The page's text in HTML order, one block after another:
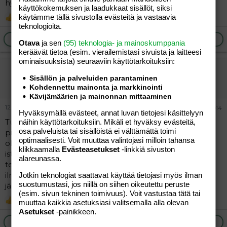
hyvin on selvinnyt ilman traumoja
R
a
c
t
Tiitus94
Ilmoita asiaton viesti
Vieras
12.09.2024 #14
Turvavyöistuintahan on suositeltavaakin käyttää 150cm
pituuteen asti, joten eihän tuo teidän lapsi kovin kauaa
ole varmaan vielä muutenkaan matkustanut ilman
istuinta niin eikai tuossa ole mitään kummallista? Tietty
teinit nyt nolostelee milloin mitäkin mutta eihän tässä
ilmeisesti ollut lasta edes kummemmin haitanut tuo
järjestely niin minusta ainakin ihan normaalia.
R
a
Tiitus94
käyttökokemuksen ja laadukkaat sisällöt, siksi
käytämme tällä sivustolla evästeitä ja vastaavia
teknologioita.
Otavaja sen (95) teknologia- ja mainoskumppania
keräävät tietoa (esim. vierailemis­tasi sivuista ja laitteesi
ominaisuuk­sista) seuraaviin käyttötarkoituksiin:
Sisällön ja palveluiden parantaminen
Kohdennettu mainonta ja markkinointi
Kävijämäärien ja mainonnan mittaaminen
Hyväksymällä evästeet, annat luvan tietojesi käsittelyyn
näihin käyttötarkoituksiin. Mikäli et hyväksy evästeitä,
osa palveluista tai sisällöistä ei välttämättä toimi
optimaalisesti. Voit muuttaa valintojasi milloin tahansa
klikkaamalla Evästeasetukset -linkkiä sivuston
alareunassa.
Jotkin teknologiat saattavat käyttää tietojasi myös ilman
suostumustasi, jos niillä on siihen oikeutettu peruste
(esim. sivun tekninen toimivuus). Voit vastustaa tätä tai
muuttaa kaikkia asetuksiasi valitsemalla alla olevan
Asetukset -painikkeen.